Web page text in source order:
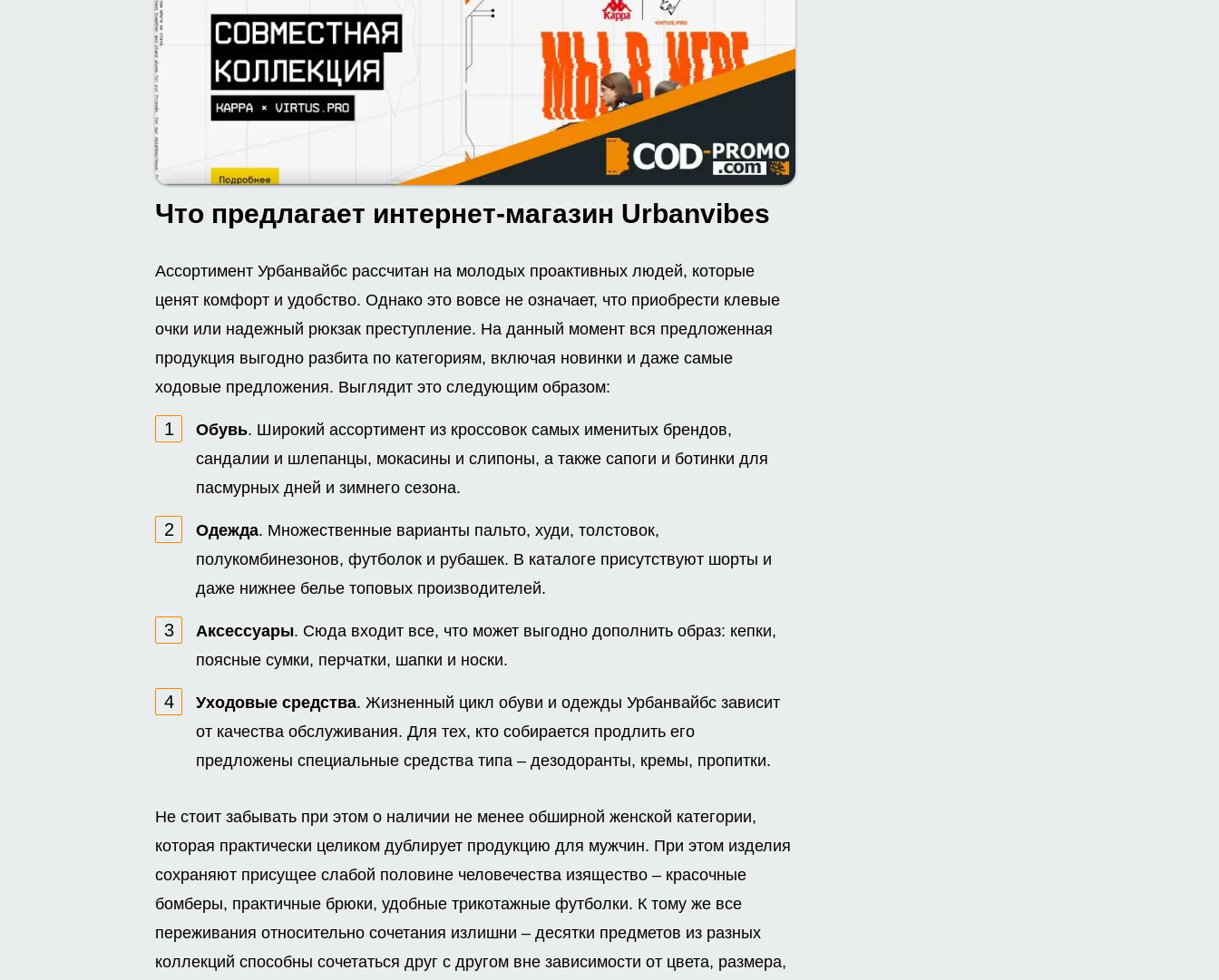
Что предлагает интернет-магазин Urbanvibes
Ассортимент Урбанвайбс рассчитан на молодых проактивных людей, которые
ценят комфорт и удобство. Однако это вовсе не означает, что приобрести клевые
очки или надежный рюкзак преступление. На данный момент вся предложенная
продукция выгодно разбита по категориям, включая новинки и даже самые
ходовые предложения. Выглядит это следующим образом:
Обувь. Широкий ассортимент из кроссовок самых именитых брендов,
сандалии и шлепанцы, мокасины и слипоны, а также сапоги и ботинки для
пасмурных дней и зимнего сезона.
Одежда. Множественные варианты пальто, худи, толстовок,
полукомбинезонов, футболок и рубашек. В каталоге присутствуют шорты и
даже нижнее белье топовых производителей.
Аксессуары. Сюда входит все, что может выгодно дополнить образ: кепки,
поясные сумки, перчатки, шапки и носки.
Уходовые средства. Жизненный цикл обуви и одежды Урбанвайбс зависит
от качества обслуживания. Для тех, кто собирается продлить его
предложены специальные средства типа – дезодоранты, кремы, пропитки.
Не стоит забывать при этом о наличии не менее обширной женской категории,
которая практически целиком дублирует продукцию для мужчин. При этом изделия
сохраняют присущее слабой половине человечества изящество – красочные
бомберы, практичные брюки, удобные трикотажные футболки. К тому же все
переживания относительно сочетания излишни – десятки предметов из разных
коллекций способны сочетаться друг с другом вне зависимости от цвета, размера,